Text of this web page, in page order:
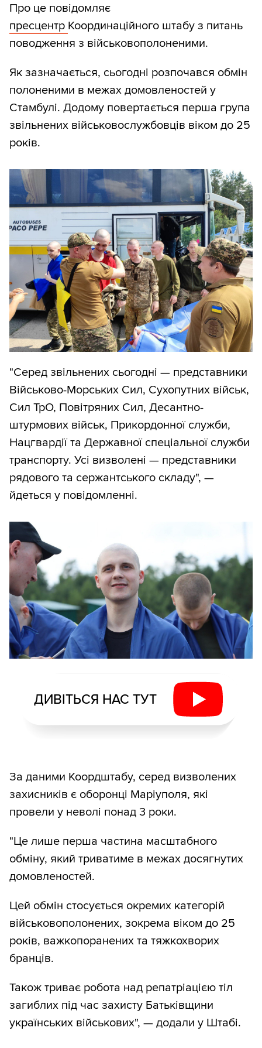
Про це повідомляє
пресцентр Координаційного штабу з питань
поводження з військовополоненими.
Як зазначається, сьогодні розпочався обмін
полоненими в межах домовленостей у
Стамбулі. Додому повертається перша група
звільнених військовослужбовців віком до 25
років.
"Серед звільнених сьогодні — представники
Військово-Морських Сил, Сухопутних військ,
Сил ТрО, Повітряних Сил, Десантно-
штурмових військ, Прикордонної служби,
Нацгвардії та Державної спеціальної служби
транспорту. Усі визволені — представники
рядового та сержантського складу", —
йдеться у повідомленні.
ДИВІТЬСЯ НАС ТУТ
За даними Коордштабу, серед визволених
захисників є оборонці Маріуполя, які
провели у неволі понад 3 роки.
"Це лише перша частина масштабного
обміну, який триватиме в межах досягнутих
домовленостей.
Цей обмін стосується окремих категорій
військовополонених, зокрема віком до 25
років, важкопоранених та тяжкохворих
бранців.
Також триває робота над репатріацією тіл
загиблих під час захисту Батьківщини
українських військових", — додали у Штабі.